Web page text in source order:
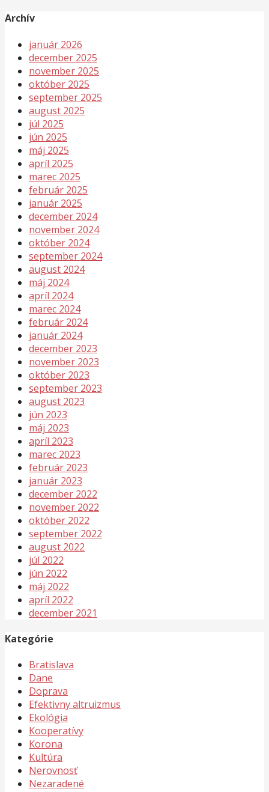
Archív
január 2026
december 2025
november 2025
október 2025
september 2025
august 2025
júl 2025
jún 2025
máj 2025
apríl 2025
marec 2025
február 2025
január 2025
december 2024
november 2024
október 2024
september 2024
august 2024
máj 2024
apríl 2024
marec 2024
február 2024
január 2024
december 2023
november 2023
október 2023
september 2023
august 2023
jún 2023
máj 2023
apríl 2023
marec 2023
február 2023
január 2023
december 2022
november 2022
október 2022
september 2022
august 2022
júl 2022
jún 2022
máj 2022
apríl 2022
december 2021
Kategórie
Bratislava
Dane
Doprava
Efektivny altruizmus
Ekológia
Kooperatívy
Korona
Kultúra
Nerovnosť
Nezaradené